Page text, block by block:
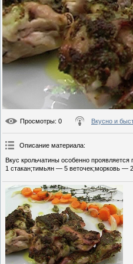
Просмотры: 0 Вкусно и
Описание материала:
Вкус крольчатины особенно
1 стакан;тимьян — 5 веточек;морковь —